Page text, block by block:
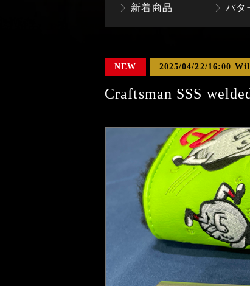
新着商品 パタ
NEW 2025/04/22/16:00
Craftsman SSS